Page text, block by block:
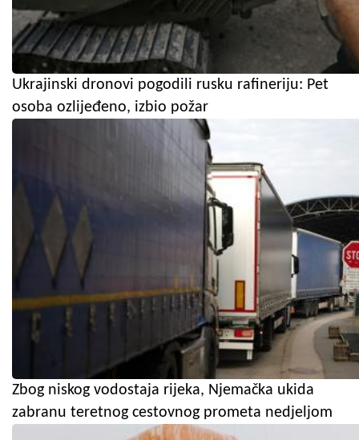
Ukrajinski dronovi pogodili rusku rafineriju: Pet
osoba ozlijeđeno, izbio požar
Zbog niskog vodostaja rijeka, Njemačka ukida
zabranu teretnog cestovnog prometa nedjeljom